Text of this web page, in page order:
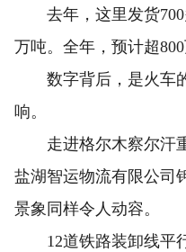
去年，这里发货700
万吨。全年，预计超800
数字背后，是火车的
响。
走进格尔木察尔汗重
盐湖智运物流有限公司
景象同样令人动容。
12道铁路装卸线平